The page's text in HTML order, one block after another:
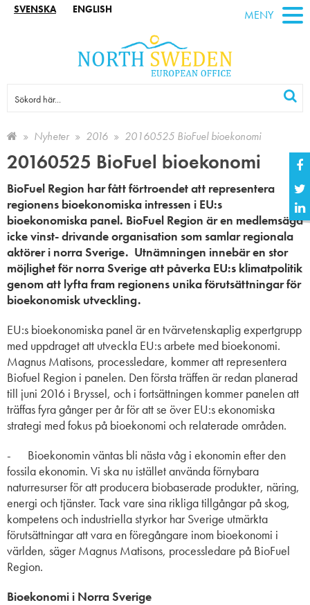
SVENSKA ENGLISH MENY
Nyheter 2016 20160525 BioFuel bioekonomi
20160525 BioFuel bioekonomi
BioFuel Region har fått förtroendet att representera
regionens bioekonomiska intressen i EU:s
bioekonomiska panel. BioFuel Region är en medlemsägd
icke vinst- drivande organisation som samlar regionala
aktörer i norra Sverige. Utnämningen innebär en stor
möjlighet för norra Sverige att påverka EU:s klimatpolitik
genom att lyfta fram regionens unika förutsättningar för
bioekonomisk utveckling.
EU:s bioekonomiska panel är en tvärvetenskaplig expertgrupp
med uppdraget att utveckla EU:s arbete med bioekonomi.
Magnus Matisons, processledare, kommer att representera
Biofuel Region i panelen. Den första träffen är redan planerad
till juni 2016 i Bryssel, och i fortsättningen kommer panelen att
träffas fyra gånger per år för att se över EU:s ekonomiska
strategi med fokus på bioekonomi och relaterade områden.
- Bioekonomin väntas bli nästa våg i ekonomin efter den
fossila ekonomin. Vi ska nu istället använda förnybara
naturresurser för att producera biobaserade produkter, näring,
energi och tjänster. Tack vare sina rikliga tillgångar på skog,
kompetens och industriella styrkor har Sverige utmärkta
förutsättningar att vara en föregångare inom bioekonomi i
världen, säger Magnus Matisons, processledare på BioFuel
Region.
Bioekonomi i Norra Sverige